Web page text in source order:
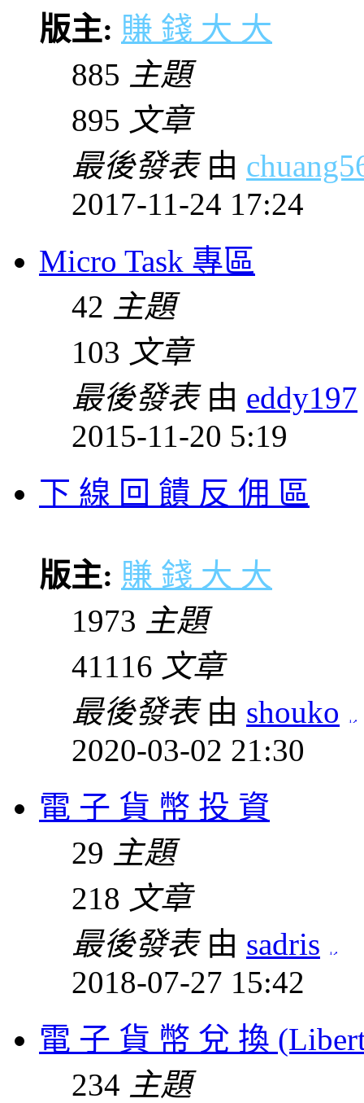
版主: 賺 錢 大 大
885 主題
895 文章
最後發表由
2017-11-24 17:24
Micro Task 專區
42 主題
103 文章
最後發表由 eddy197
2015-11-20 5:19
下 線 回 饋 反 佣 區
版主: 賺 錢 大 大
1973 主題
41116 文章
最後發表由 shouko
2020-03-02 21:30
電 子 貨 幣 投 資
29 主題
218 文章
最後發表由 sadris
2018-07-27 15:42
電 子 貨 幣 兌 換
234 主題